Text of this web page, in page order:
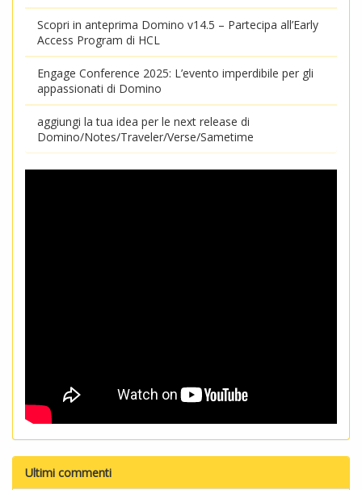
Scopri in anteprima Domino v14.5 – Partecipa all’Early
Access Program di HCL
Engage Conference 2025: L’evento imperdibile per gli
appassionati di Domino
aggiungi la tua idea per le next release di
Domino/Notes/Traveler/Verse/Sametime
Ultimi commenti